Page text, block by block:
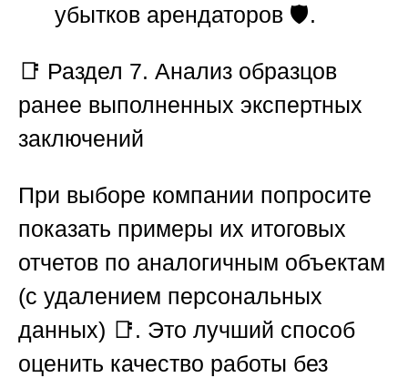
убытков арендаторов 🛡️.
📑 Раздел 7. Анализ образцов
ранее выполненных экспертных
заключений
При выборе компании попросите
показать примеры их итоговых
отчетов по аналогичным объектам
(с удалением персональных
данных) 📑. Это лучший способ
оценить качество работы без